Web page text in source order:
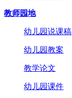
教师园地
幼儿园说课稿
幼儿园教案
教学论文
幼儿园课件